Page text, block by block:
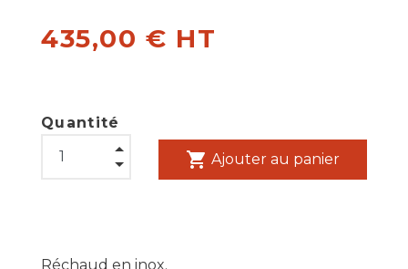
435,00 € HT
Quantité
shopping_cart Ajouter au panier
Réchaud en inox.